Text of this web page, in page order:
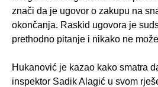
znači da je ugovor o zakupu na
okončanja. Raskid ugovora je
prethodno pitanje i nikako ne
Hukanović je kazao kako smatra
inspektor Sadik Alagić u svom